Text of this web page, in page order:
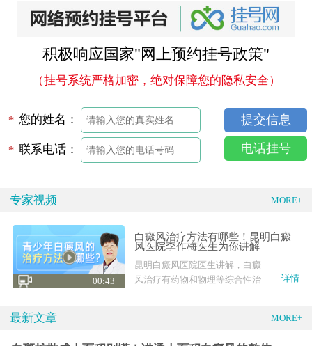
积极响应国家"网上预约挂号政策"
（挂号系统严格加密，绝对保障您的隐私安全）
* 您的姓名：
* 联系电话： 电话挂号
专家视频 MORE+
00:43
白癜风治疗方法有哪些！昆明白癜
风医院李作梅医生为你讲解
昆明白癜风医院医生讲解，白癜
风治疗有药物和物理等综合性治
...详情
最新文章 MORE+